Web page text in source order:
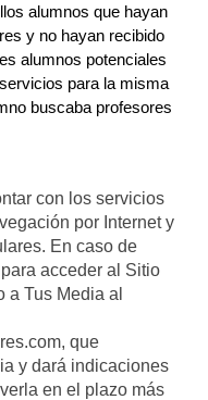
alumnos que hayan
y no hayan recibido
alumnos potenciales
para la misma
buscaba profesores
con los servicios
por Internet y
En caso de
acceder al Sitio
a Tus Media al
que
y dará indicaciones
en el plazo más